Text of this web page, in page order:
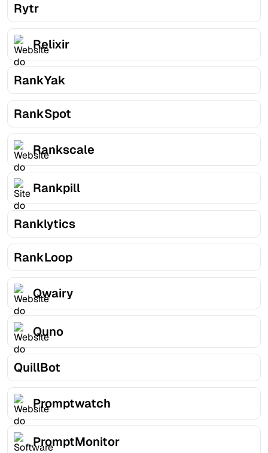
Rytr
Relixir
RankYak
RankSpot
Rankscale
Rankpill
Ranklytics
RankLoop
Qwairy
Quno
QuillBot
Promptwatch
PromptMonitor